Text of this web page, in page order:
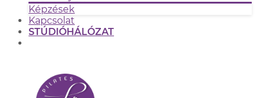
Képzések
Kapcsolat
STÚDIÓHÁLÓZAT